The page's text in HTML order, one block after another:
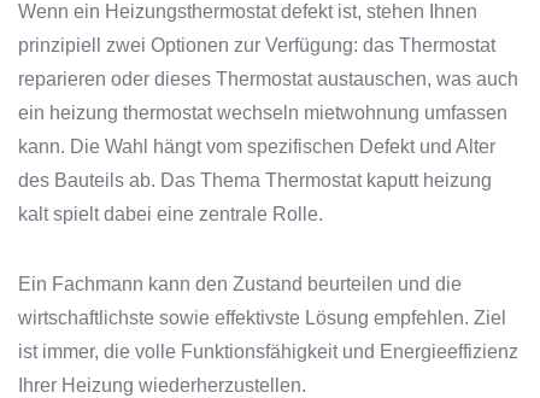
Wenn ein Heizungsthermostat defekt ist, stehen Ihnen
prinzipiell zwei Optionen zur Verfügung: das Thermostat
reparieren oder dieses Thermostat austauschen, was auch
ein heizung thermostat wechseln mietwohnung umfassen
kann. Die Wahl hängt vom spezifischen Defekt und Alter
des Bauteils ab. Das Thema Thermostat kaputt heizung
kalt spielt dabei eine zentrale Rolle.
Ein Fachmann kann den Zustand beurteilen und die
wirtschaftlichste sowie effektivste Lösung empfehlen. Ziel
ist immer, die volle Funktionsfähigkeit und Energieeffizienz
Ihrer Heizung wiederherzustellen.